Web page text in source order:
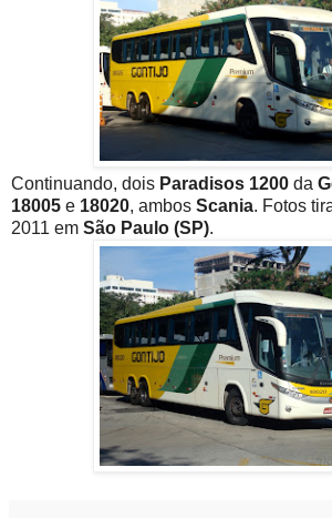
Continuando, dois Paradisos 1200 da
18005 e 18020, ambos Scania. Fotos
2011 em São Paulo (SP).